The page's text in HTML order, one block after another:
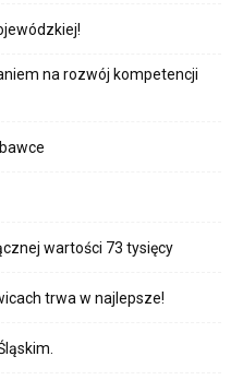
na rozwój kompetencji
wartości 73 tysięcy
trwa w najlepsze!